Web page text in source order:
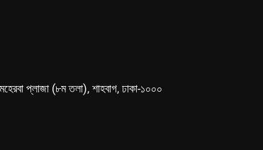
প্লাজা (৮ম তলা), শাহবাগ, ঢাকা-১০০০